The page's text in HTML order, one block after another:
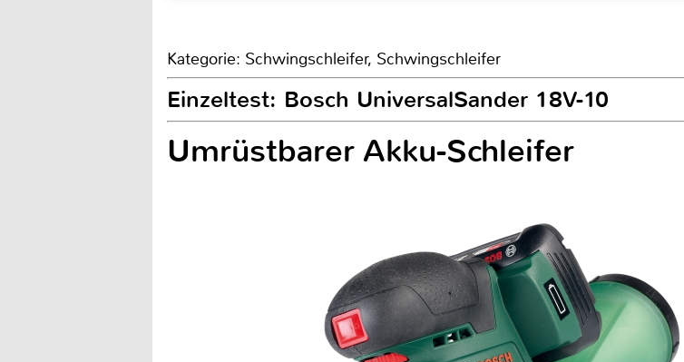
Kategorie: Schwingschleifer, Schwingschleifer
Einzeltest: Bosch UniversalSander 18V-10
Umrüstbarer Akku-Schleifer